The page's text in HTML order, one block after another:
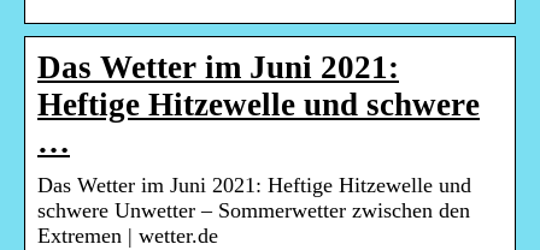
Das Wetter im Juni 2021:
Heftige Hitzewelle und schwere
…
Das Wetter im Juni 2021: Heftige Hitzewelle und
schwere Unwetter – Sommerwetter zwischen den
Extremen | wetter.de